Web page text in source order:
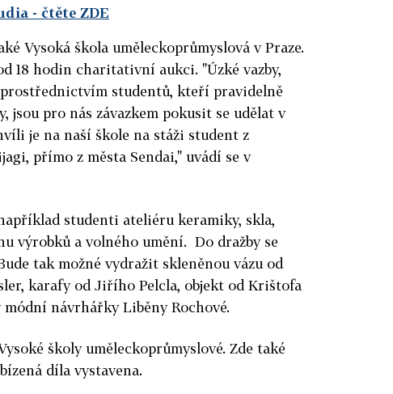
- čtěte ZDE
Vysoká škola uměleckoprůmyslová v Praze.
18 hodin charitativní aukci. "Úzké vazby,
prostřednictvím studentů, kteří pravidelně
jsou pro nás závazkem pokusit se udělat v
je na naší škole na stáži student z
přímo z města Sendai," uvádí se v
studenti ateliéru keramiky, skla,
výrobků a volného umění. Do dražby se
tak možné vydražit skleněnou vázu od
karafy od Jiřího Pelcla, objekt od Krištofa
návrhářky Liběny Rochové.
školy uměleckoprůmyslové. Zde také
díla vystavena.